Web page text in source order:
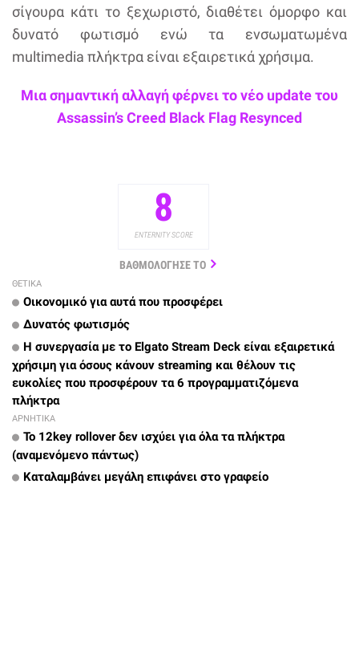
σίγουρα κάτι το ξεχωριστό, διαθέτει όμορφο και
δυνατό φωτισμό ενώ τα ενσωματωμένα
multimedia πλήκτρα είναι εξαιρετικά χρήσιμα.
Μια σημαντική αλλαγή φέρνει το νέο update του
Assassin’s Creed Black Flag Resynced
8
ENTERNITY SCORE
ΒΑΘΜΟΛΟΓΗΣΕ ΤΟ
ΘΕΤΙΚΑ
Οικονομικό για αυτά που προσφέρει
Δυνατός φωτισμός
Η συνεργασία με το Elgato Stream Deck είναι εξαιρετικά
χρήσιμη για όσους κάνουν streaming και θέλουν τις
ευκολίες που προσφέρουν τα 6 προγραμματιζόμενα
πλήκτρα
ΑΡΝΗΤΙΚΑ
Το 12key rollover δεν ισχύει για όλα τα πλήκτρα
(αναμενόμενο πάντως)
Καταλαμβάνει μεγάλη επιφάνει στο γραφείο